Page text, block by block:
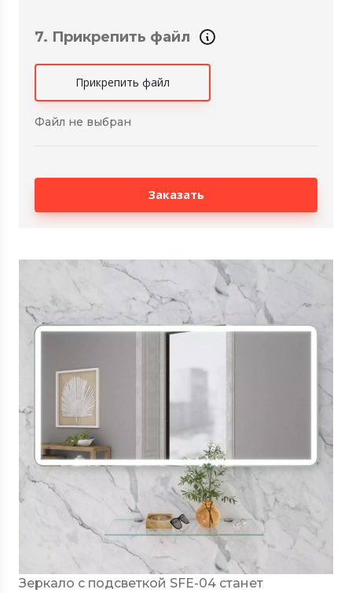
Зеркало с подсветкой SFE-04 станет
7. Прикрепить файл
Прикрепить файл
Файл не выбран
Заказать